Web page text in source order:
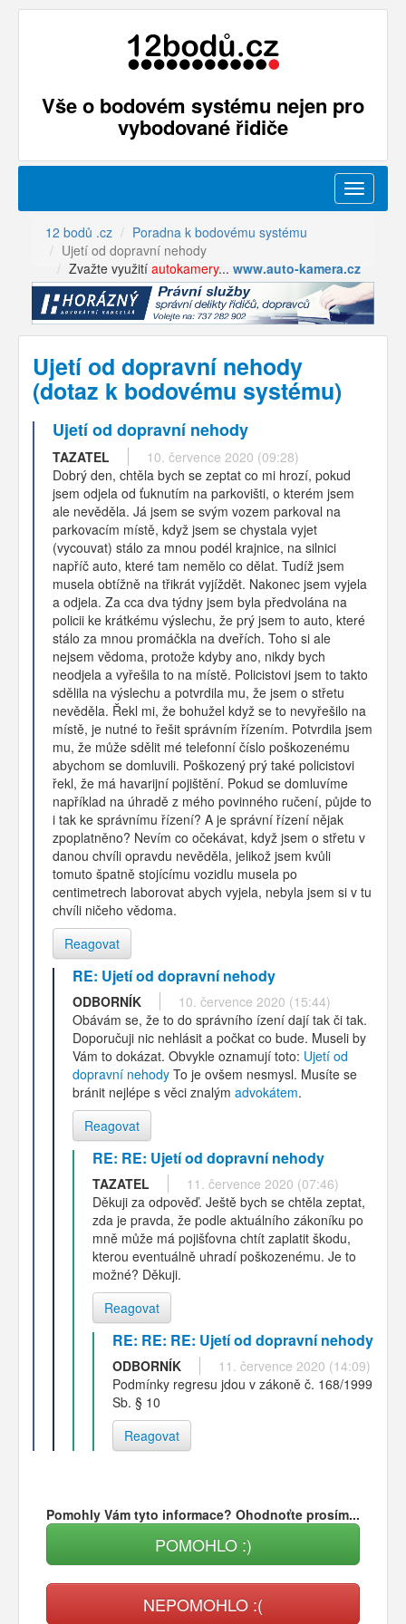
Vše o bodovém systému nejen pro
vybodované řidiče
Menu
12 bodů .cz
Poradna k bodovému systému
Ujetí od dopravní nehody
Zvažte využití autokamery... www.auto-kamera.cz
Ujetí od dopravní nehody
(dotaz k bodovému systému)
Ujetí od dopravní nehody
TAZATEL
10. července 2020 (09:28)
Dobrý den, chtěla bych se zeptat co mi hrozí, pokud
jsem odjela od ťuknutím na parkovišti, o kterém jsem
ale nevěděla. Já jsem se svým vozem parkoval na
parkovacím místě, když jsem se chystala vyjet
(vycouvat) stálo za mnou podél krajnice, na silnici
napříč auto, které tam nemělo co dělat. Tudíž jsem
musela obtížně na třikrát vyjíždět. Nakonec jsem vyjela
a odjela. Za cca dva týdny jsem byla předvolána na
policii ke krátkému výslechu, že prý jsem to auto, které
stálo za mnou promáčkla na dveřích. Toho si ale
nejsem vědoma, protože kdyby ano, nikdy bych
neodjela a vyřešila to na místě. Policistovi jsem to takto
sdělila na výslechu a potvrdila mu, že jsem o střetu
nevěděla. Řekl mi, že bohužel když se to nevyřešilo na
místě, je nutné to řešit správním řízením. Potvrdila jsem
mu, že může sdělit mé telefonní číslo poškozenému
abychom se domluvili. Poškozený prý také policistovi
řekl, že má havarijní pojištění. Pokud se domluvíme
například na úhradě z mého povinného ručení, půjde to
i tak ke správnímu řízení? A je správní řízení nějak
zpoplatněno? Nevím co očekávat, když jsem o střetu v
danou chvíli opravdu nevěděla, jelikož jsem kvůli
tomuto špatně stojícímu vozidlu musela po
centimetrech laborovat abych vyjela, nebyla jsem si v tu
chvíli ničeho vědoma.
Reagovat
RE: Ujetí od dopravní nehody
ODBORNÍK
10. července 2020 (15:44)
Obávám se, že to do správního ízení dají tak či tak.
Doporučuji nic nehlásit a počkat co bude. Museli by
Vám to dokázat. Obvykle oznamují toto: Ujetí od
dopravní nehody To je ovšem nesmysl. Musíte se
bránit nejlépe s věci znalým advokátem.
Reagovat
RE: RE: Ujetí od dopravní nehody
TAZATEL
11. července 2020 (07:46)
Děkuji za odpověď. Ještě bych se chtěla zeptat,
zda je pravda, že podle aktuálního zákoníku po
mně může má pojišťovna chtít zaplatit škodu,
kterou eventuálně uhradí poškozenému. Je to
možné? Děkuji.
Reagovat
RE: RE: RE: Ujetí od dopravní nehody
ODBORNÍK
11. července 2020 (14:09)
Podmínky regresu jdou v zákoně č. 168/1999
Sb. § 10
Reagovat
Pomohly Vám tyto informace? Ohodnoťte prosím...
POMOHLO :)
NEPOMOHLO :(